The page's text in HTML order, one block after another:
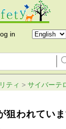
in
ティ > サイバーテ
狙われていま